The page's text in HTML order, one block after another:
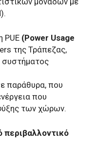
PUE (Power Usage
της Τράπεζας,
παράθυρα, που
που
των χώρων.